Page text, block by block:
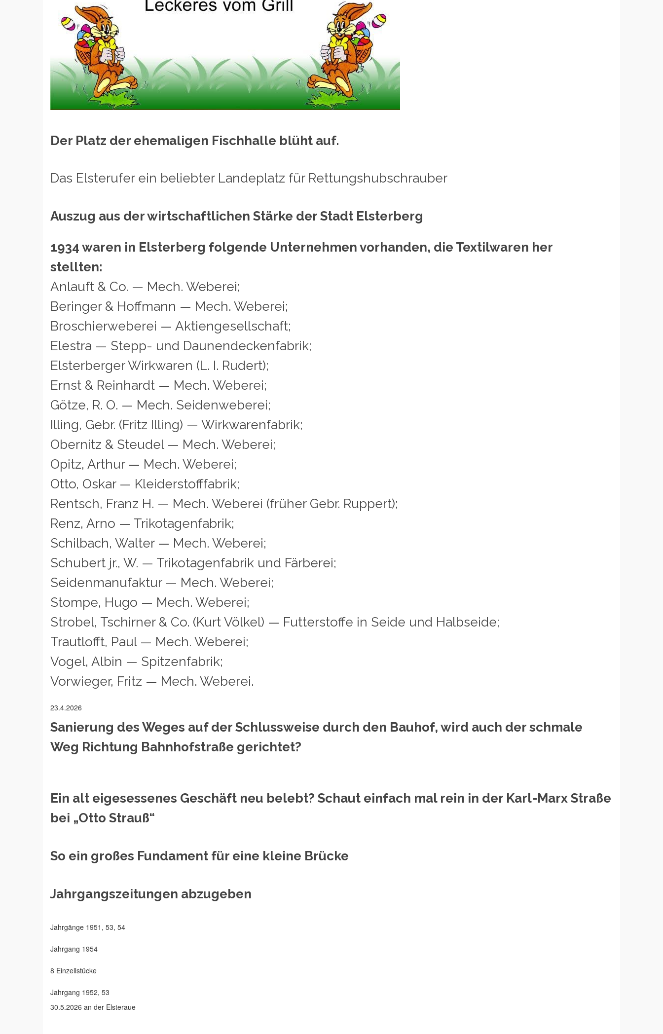
Der Platz der ehemaligen Fischhalle blüht auf.
Das Elsterufer ein beliebter Landeplatz für Rettungshubschrauber
Auszug aus der wirtschaftlichen Stärke der Stadt Elsterberg
1934 waren in Elsterberg folgende Unternehmen vorhanden, die Textilwaren her
stellten:
Anlauft & Co. — Mech. Weberei;
Beringer & Hoffmann — Mech. Weberei;
Broschierweberei — Aktiengesellschaft;
Elestra — Stepp- und Daunendeckenfabrik;
Elsterberger Wirkwaren (L. I. Rudert);
Ernst & Reinhardt — Mech. Weberei;
Götze, R. O. — Mech. Seidenweberei;
Illing, Gebr. (Fritz Illing) — Wirkwarenfabrik;
Obernitz & Steudel — Mech. Weberei;
Opitz, Arthur — Mech. Weberei;
Otto, Oskar — Kleiderstofffabrik;
Rentsch, Franz H. — Mech. Weberei (früher Gebr. Ruppert);
Renz, Arno — Trikotagenfabrik;
Schilbach, Walter — Mech. Weberei;
Schubert jr., W. — Trikotagenfabrik und Färberei;
Seidenmanufaktur — Mech. Weberei;
Stompe, Hugo — Mech. Weberei;
Strobel, Tschirner & Co. (Kurt Völkel) — Futterstoffe in Seide und Halbseide;
Trautlofft, Paul — Mech. Weberei;
Vogel, Albin — Spitzenfabrik;
Vorwieger, Fritz — Mech. Weberei.
23.4.2026
Sanierung des Weges auf der Schlussweise durch den Bauhof, wird auch der schmale
Weg Richtung Bahnhofstraße gerichtet?
Ein alt eigesessenes Geschäft neu belebt? Schaut einfach mal rein in der Karl-Marx Straße
bei „Otto Strauß“
So ein großes Fundament für eine kleine Brücke
Jahrgangszeitungen abzugeben
Jahrgänge 1951, 53, 54
Jahrgang 1954
8 Einzellstücke
Jahrgang 1952, 53
30.5.2026 an der Elsteraue